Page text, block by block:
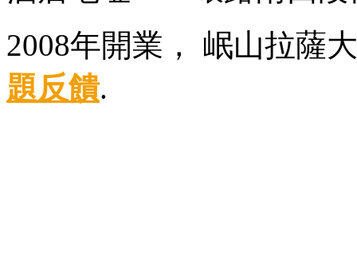
2008年開業， 岷山拉
題反饋.